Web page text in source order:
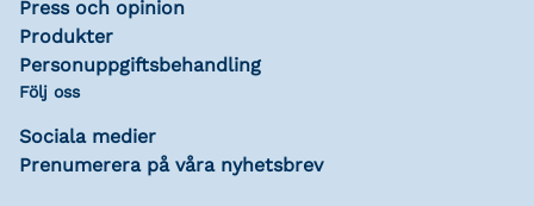
Press och opinion
Produkter
Personuppgiftsbehandling
Följ oss
Sociala medier
Prenumerera på våra nyhetsbrev